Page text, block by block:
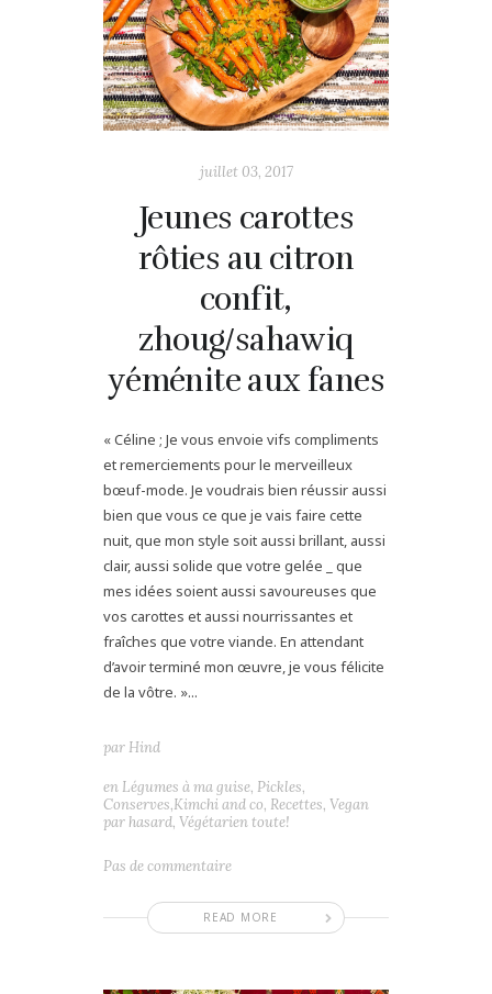
juillet 03, 2017
Jeunes carottes
rôties au citron
confit,
zhoug/sahawiq
yéménite aux fanes
« Céline ; Je vous envoie vifs compliments
et remerciements pour le merveilleux
bœuf-mode. Je voudrais bien réussir aussi
bien que vous ce que je vais faire cette
nuit, que mon style soit aussi brillant, aussi
clair, aussi solide que votre gelée _ que
mes idées soient aussi savoureuses que
vos carottes et aussi nourrissantes et
fraîches que votre viande. En attendant
d’avoir terminé mon œuvre, je vous félicite
de la vôtre. »...
READ MORE
par Hind
en Légumes à ma guise, Pickles,
Conserves,Kimchi and co, Recettes, Vegan
par hasard, Végétarien toute!
Pas de commentaire